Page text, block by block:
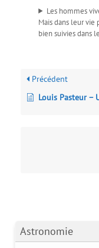
Astronomie
Les hommes
Mais dans leur
bien suivies dans
Précédent
Louis Pasteur –